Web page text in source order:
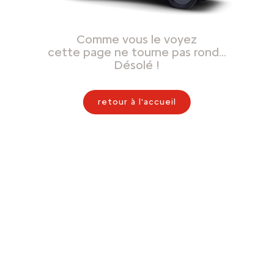
Comme vous le voyez
cette page ne tourne pas rond…
Désolé !
retour à l'accueil